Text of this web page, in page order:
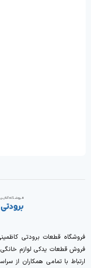
فروش قطعات یدکی لوازم
ارتباط با تمامی همکاران از